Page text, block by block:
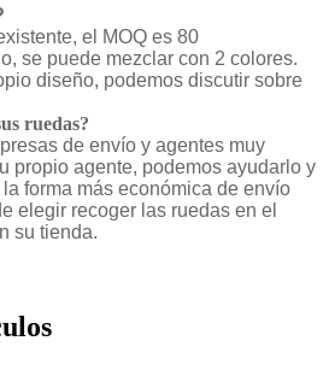
el MOQ es 80
se puede mezclar con 2 colores.
diseño, podemos discutir sobre
ruedas?
de envío y agentes muy
propio agente, podemos ayudarlo y
forma más económica de envío
elegir recoger las ruedas en el
su tienda.